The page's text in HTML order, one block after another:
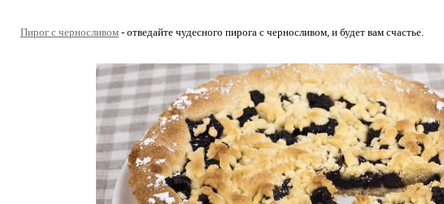
Пирог с черносливом - отведайте чудесного пирога с черносливом, и будет вам счастье.